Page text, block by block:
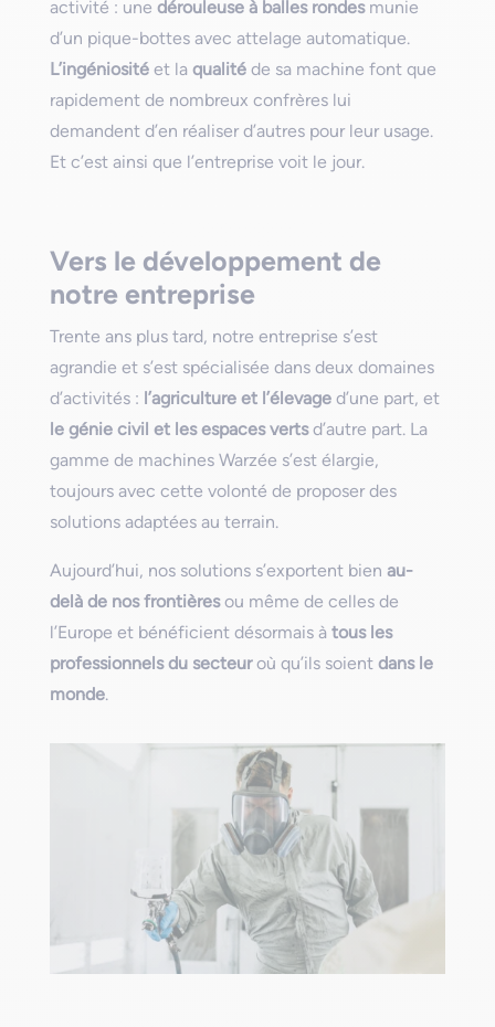
activité : une dérouleuse à balles rondes munie
d’un pique-bottes avec attelage automatique.
L’ingéniositéet la qualitéde sa machine font que
rapidement de nombreux confrères lui
demandent d’en réaliser d’autres pour leur usage.
Et c’est ainsi que l’entreprise voit le jour.
Vers le développement de
notre entreprise
Trente ans plus tard, notre entreprise s’est
agrandie et s’est spécialisée dans deux domaines
d’activités : l’agriculture et l’élevaged’une part, et
le génie civil et les espaces vertsd’autre part. La
gamme de machines Warzée s’est élargie,
toujours avec cette volonté de proposer des
solutions adaptées au terrain.
Aujourd’hui, nos solutions s’exportent bien au-
delà de nos frontièresou même de celles de
l’Europe et bénéficient désormais à tous les
professionnels du secteuroù qu’ils soient dans le
monde.